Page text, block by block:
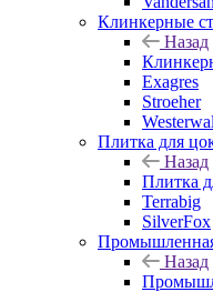
Клинкерные
Назад
Exagres
Stroeher
Плитка для
Назад
Плитка
Terrabig
SilverFox
Назад